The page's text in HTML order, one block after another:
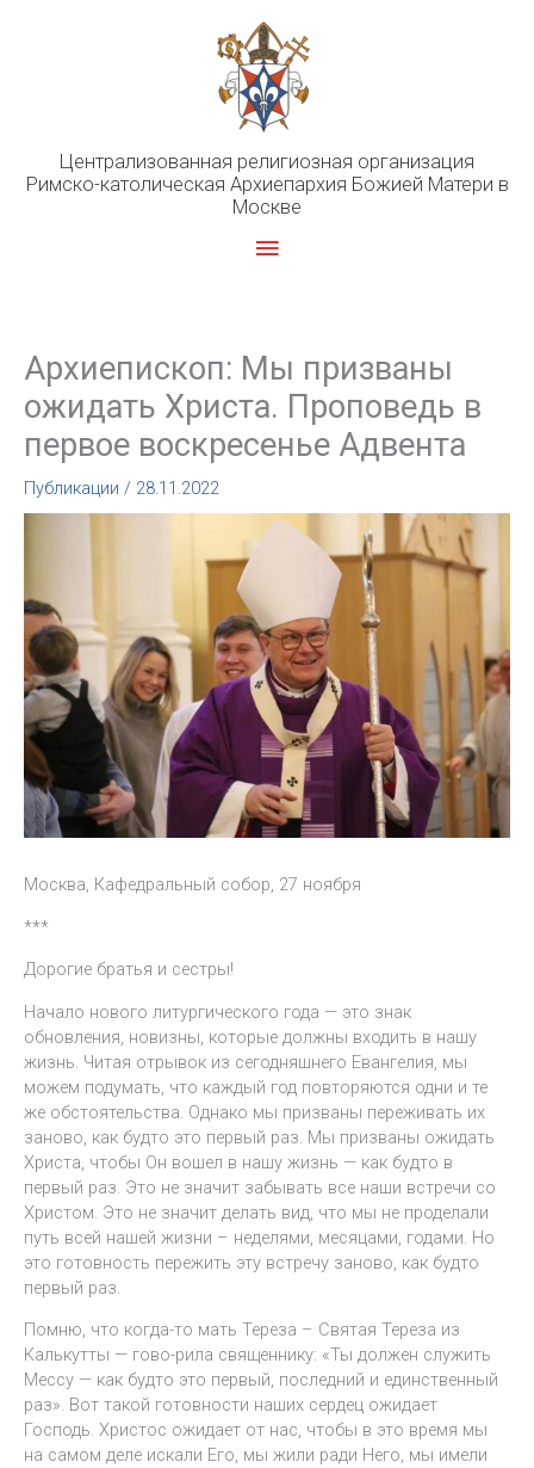
Централизованная религиозная организация
Римско-католическая Архиепархия Божией Матери в
Москве
Главное
Архиепископ: Мы призваны
ожидать Христа. Проповедь в
первое воскресенье Адвента
Публикации / 28.11.2022
Москва, Кафедральный собор, 27 ноября
***
Дорогие братья и сестры!
Начало нового литургического года — это знак
обновления, новизны, которые должны входить в нашу
жизнь. Читая отрывок из сегодняшнего Евангелия, мы
можем подумать, что каждый год повторяются одни и те
же обстоятельства. Однако мы призваны переживать их
заново, как будто это первый раз. Мы призваны ожидать
Христа, чтобы Он вошел в нашу жизнь — как будто в
первый раз. Это не значит забывать все наши встречи со
Христом. Это не значит делать вид, что мы не проделали
путь всей нашей жизни – неделями, месяцами, годами. Но
это готовность пережить эту встречу заново, как будто
первый раз.
Помню, что когда-то мать Тереза – Святая Тереза из
Калькутты — гово-рила священнику: «Ты должен служить
Мессу — как будто это первый, последний и единственный
раз». Вот такой готовности наших сердец ожидает
Господь. Христос ожидает от нас, чтобы в это время мы
на самом деле искали Его, мы жили ради Него, мы имели